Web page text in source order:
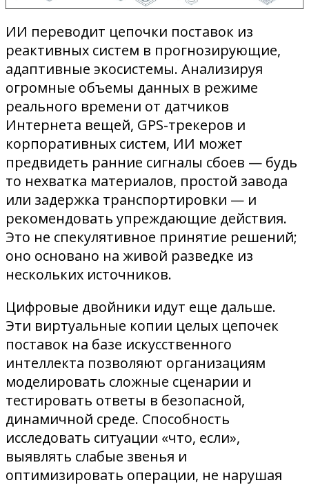
ИИ переводит цепочки поставок из
реактивных систем в прогнозирующие,
адаптивные экосистемы. Анализируя
огромные объемы данных в режиме
реального времени от датчиков
Интернета вещей, GPS-трекеров и
корпоративных систем, ИИ может
предвидеть ранние сигналы сбоев — будь
то нехватка материалов, простой завода
или задержка транспортировки — и
рекомендовать упреждающие действия.
Это не спекулятивное принятие решений;
оно основано на живой разведке из
нескольких источников.
Цифровые двойники идут еще дальше.
Эти виртуальные копии целых цепочек
поставок на базе искусственного
интеллекта позволяют организациям
моделировать сложные сценарии и
тестировать ответы в безопасной,
динамичной среде. Способность
исследовать ситуации «что, если»,
выявлять слабые звенья и
оптимизировать операции, не нарушая